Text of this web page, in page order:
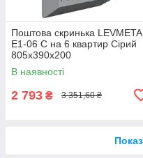
Поштова скринька
Е1-06 C на 6 квартир Сірий
805x390x200
В наявності
2 793 ₴ 3 351,60 ₴